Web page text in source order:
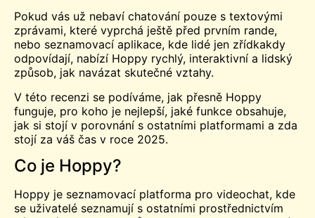
Pokud vás už nebaví chatování pouze s textovými
zprávami, které vyprchá ještě před prvním rande,
nebo seznamovací aplikace, kde lidé jen zřídkakdy
odpovídají, nabízí Hoppy rychlý, interaktivní a lidský
způsob, jak navázat skutečné vztahy.
V této recenzi se podíváme, jak přesně Hoppy
funguje, pro koho je nejlepší, jaké funkce obsahuje,
jak si stojí v porovnání s ostatními platformami a zda
stojí za váš čas v roce 2025.
Co je Hoppy?
Hoppy je seznamovací platforma pro videochat, kde
se uživatelé seznamují s ostatními prostřednictvím